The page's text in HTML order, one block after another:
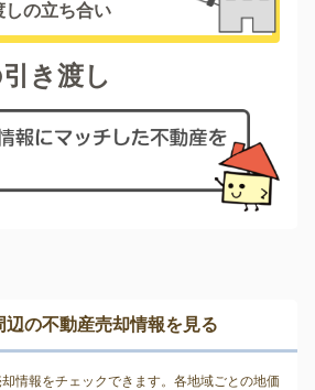
しの立ち合い
き渡し
辺の不動産売却情報を見る
情報をチェックできます。各地域ごとの地価